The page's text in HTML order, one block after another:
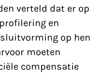
verteld dat er op
en
op hen
moeten
compensatie